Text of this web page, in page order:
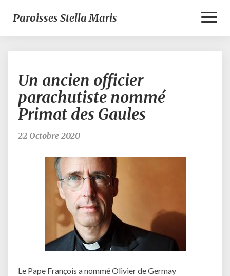
Paroisses Stella Maris
ancien
officier
parachutiste
nommé
Primat
Un ancien officier
parachutiste nommé
Primat des Gaules
22 Octobre 2020
Le Pape François a nommé Olivier de Germay